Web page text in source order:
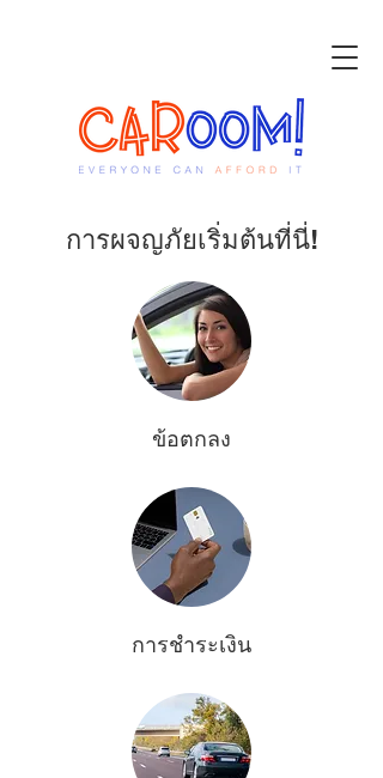
การผจญภัยเริ่มต้นที่นี่!
ข้อตกลง
การชำระเงิน